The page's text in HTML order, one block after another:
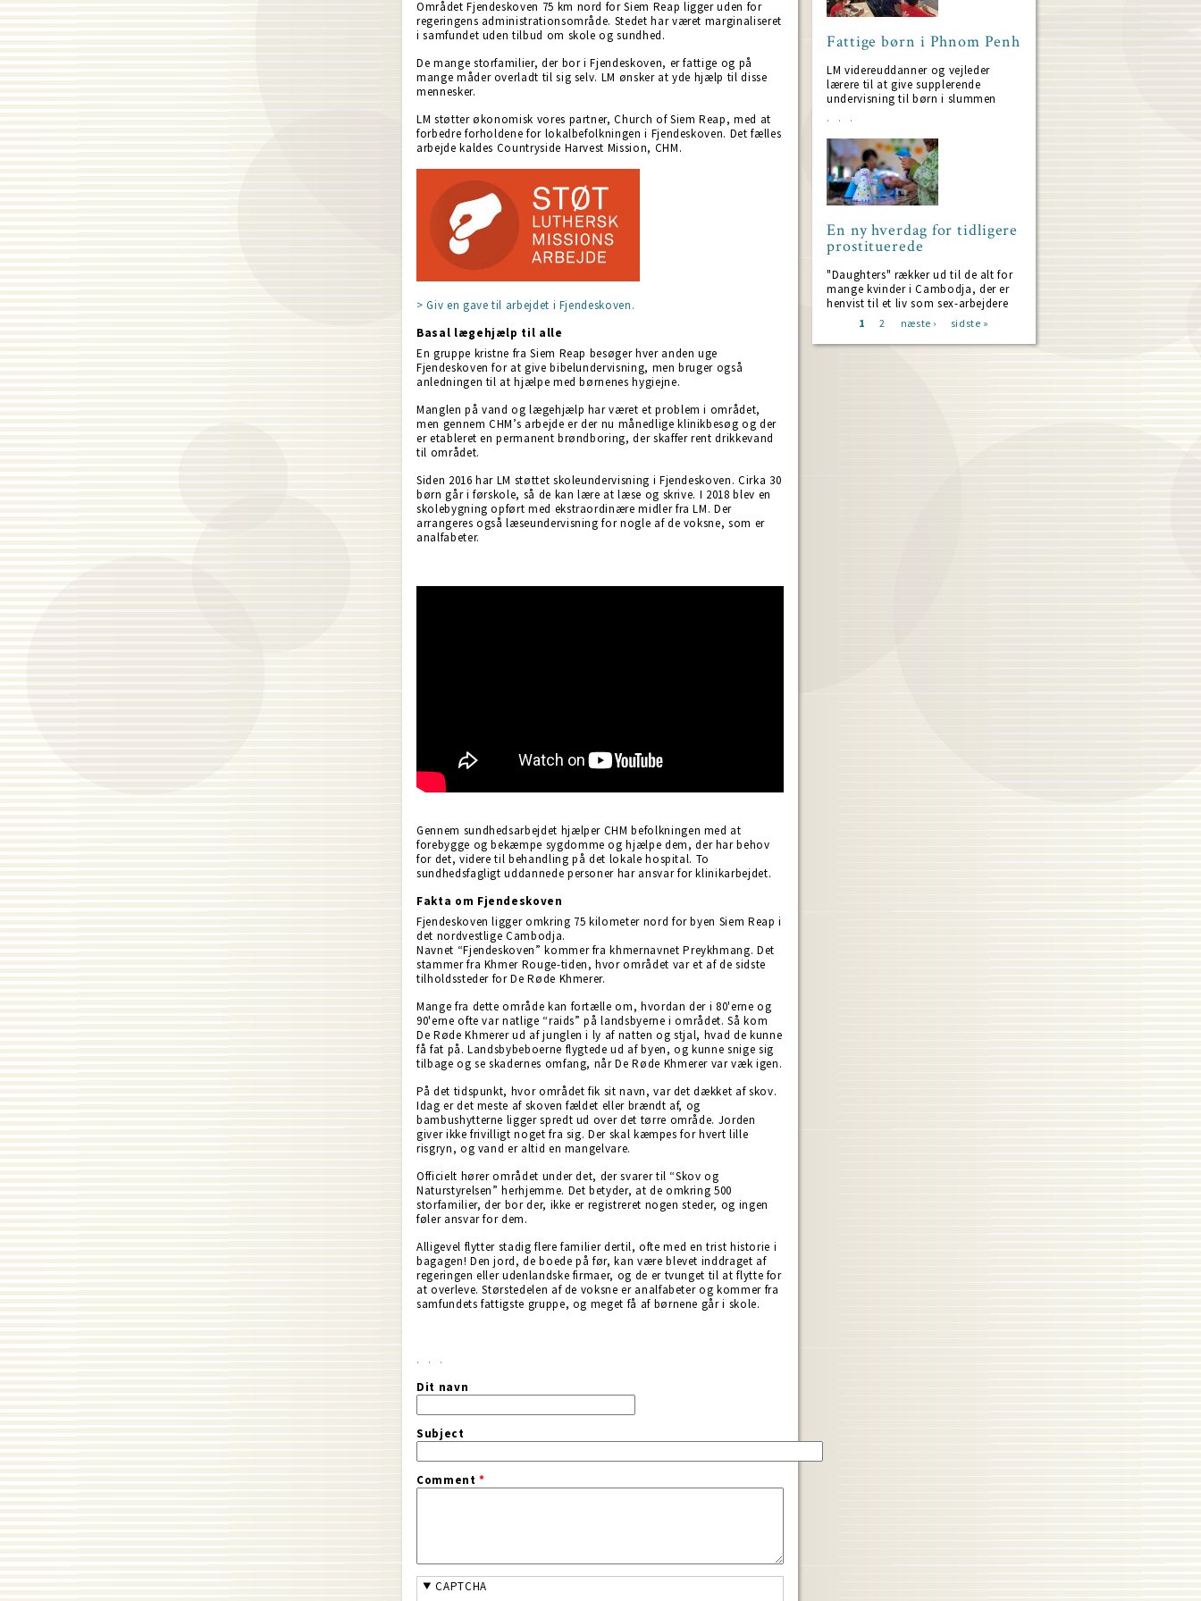
Området Fjendeskoven 75 km nord for Siem Reap ligger uden for
regeringens administrationsområde. Stedet har været marginaliseret
i samfundet uden tilbud om skole og sundhed.
De mange storfamilier, der bor i Fjendeskoven, er fattige og på
mange måder overladt til sig selv. LM ønsker at yde hjælp til disse
mennesker.
LM støtter økonomisk vores partner, Church of Siem Reap, med at
forbedre forholdene for lokalbefolkningen i Fjendeskoven. Det fælles
arbejde kaldes Countryside Harvest Mission, CHM.
> Giv en gave til arbejdet i Fjendeskoven.
Basal lægehjælp til alle
En gruppe kristne fra Siem Reap besøger hver anden uge
Fjendeskoven for at give bibelundervisning, men bruger også
anledningen til at hjælpe med børnenes hygiejne.
Manglen på vand og lægehjælp har været et problem i området,
men gennem CHM’s arbejde er der nu månedlige klinikbesøg og der
er etableret en permanent brøndboring, der skaffer rent drikkevand
til området.
Siden 2016 har LM støttet skoleundervisning i Fjendeskoven. Cirka 30
børn går i førskole, så de kan lære at læse og skrive. I 2018 blev en
skolebygning opført med ekstraordinære midler fra LM. Der
arrangeres også læseundervisning for nogle af de voksne, som er
analfabeter.
Gennem sundhedsarbejdet hjælper CHM befolkningen med at
forebygge og bekæmpe sygdomme og hjælpe dem, der har behov
for det, videre til behandling på det lokale hospital. To
sundhedsfagligt uddannede personer har ansvar for klinikarbejdet.
Fakta om Fjendeskoven
Fjendeskoven ligger omkring 75 kilometer nord for byen Siem Reap i
det nordvestlige Cambodja.
Navnet “Fjendeskoven” kommer fra khmernavnet Preykhmang. Det
stammer fra Khmer Rouge-tiden, hvor området var et af de sidste
tilholdssteder for De Røde Khmerer.
Mange fra dette område kan fortælle om, hvordan der i 80'erne og
90'erne ofte var natlige “raids” på landsbyerne i området. Så kom
De Røde Khmerer ud af junglen i ly af natten og stjal, hvad de kunne
få fat på. Landsbybeboerne flygtede ud af byen, og kunne snige sig
tilbage og se skadernes omfang, når De Røde Khmerer var væk igen.
På det tidspunkt, hvor området fik sit navn, var det dækket af skov.
Idag er det meste af skoven fældet eller brændt af, og
bambushytterne ligger spredt ud over det tørre område. Jorden
giver ikke frivilligt noget fra sig. Der skal kæmpes for hvert lille
risgryn, og vand er altid en mangelvare.
Officielt hører området under det, der svarer til “Skov og
Naturstyrelsen” herhjemme. Det betyder, at de omkring 500
storfamilier, der bor der, ikke er registreret nogen steder, og ingen
føler ansvar for dem.
Alligevel flytter stadig flere familier dertil, ofte med en trist historie i
bagagen! Den jord, de boede på før, kan være blevet inddraget af
regeringen eller udenlandske firmaer, og de er tvunget til at flytte for
at overleve. Størstedelen af de voksne er analfabeter og kommer fra
samfundets fattigste gruppe, og meget få af børnene går i skole.
Dit navn
Subject
Comment*
CAPTCHA
Fattige børn i Phnom Penh
LM videreuddanner og vejleder
lærere til at give supplerende
undervisning til børn i slummen
En ny hverdag for tidligere
prostituerede
"Daughters" rækker ud til de alt for
mange kvinder i Cambodja, der er
henvist til et liv som sex-arbejdere
Current
1 Page
2
Next
næste ›
Last
sidste »